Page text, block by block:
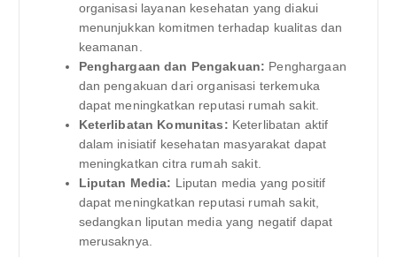
organisasi layanan kesehatan yang diakui
menunjukkan komitmen terhadap kualitas dan
keamanan.
Penghargaan dan Pengakuan: Penghargaan
dan pengakuan dari organisasi terkemuka
dapat meningkatkan reputasi rumah sakit.
Keterlibatan Komunitas: Keterlibatan aktif
dalam inisiatif kesehatan masyarakat dapat
meningkatkan citra rumah sakit.
Liputan Media: Liputan media yang positif
dapat meningkatkan reputasi rumah sakit,
sedangkan liputan media yang negatif dapat
merusaknya.